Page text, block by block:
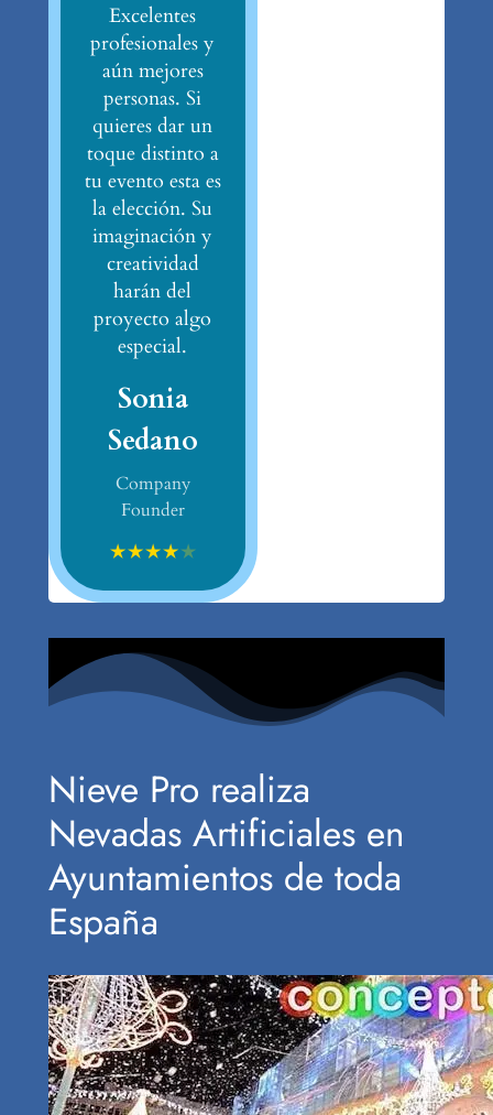
Excelentes
profesionales y
aún mejores
personas. Si
quieres dar un
toque distinto a
tu evento esta es
la elección. Su
imaginación y
creatividad
harán del
proyecto algo
especial.
Sonia
Sedano
Company
Founder
★★★★★
Nieve Pro realiza
Nevadas Artificiales en
Ayuntamientos de toda
España